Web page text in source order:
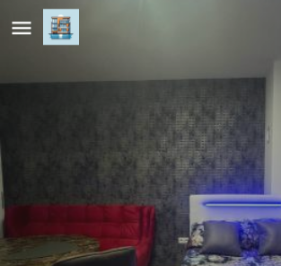
Apartman CITY CENTER 5